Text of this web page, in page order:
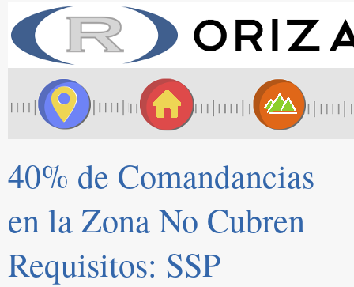
40% de Comandancias
en la Zona No Cubren
Requisitos: SSP